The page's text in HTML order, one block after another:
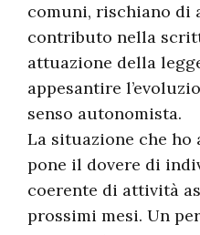
comuni, rischiano di
contributo nella
attuazione della
appesantire
senso autonomista.
La situazione che ho
pone il dovere di
coerente di attività
prossimi mesi. Un